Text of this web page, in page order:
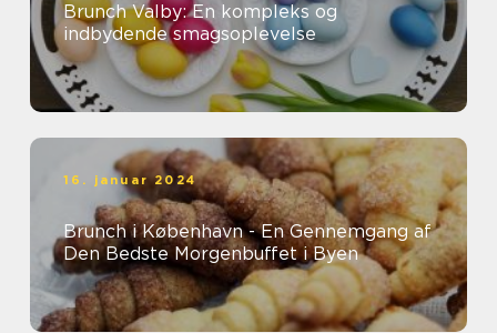
Brunch Valby: En kompleks og
indbydende smagsoplevelse
16. januar 2024
Brunch i København - En Gennemgang af
Den Bedste Morgenbuffet i Byen